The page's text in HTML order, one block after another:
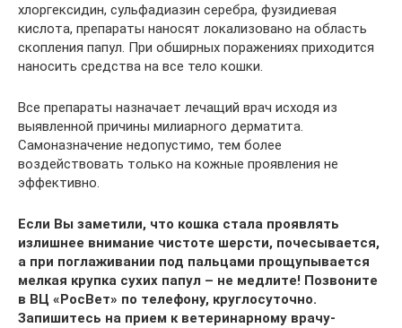
хлоргексидин, сульфадиазин серебра, фузидиевая
кислота, препараты наносят локализовано на область
скопления папул. При обширных поражениях приходится
наносить средства на все тело кошки.
Все препараты назначает лечащий врач исходя из
выявленной причины милиарного дерматита.
Самоназначение недопустимо, тем более
воздействовать только на кожные проявления не
эффективно.
Если Вы заметили, что кошка стала проявлять
излишнее внимание чистоте шерсти, почесывается,
а при поглаживании под пальцами прощупывается
мелкая крупка сухих папул – не медлите! Позвоните
в ВЦ «РосВет» по телефону, круглосуточно.
Запишитесь на прием к ветеринарному врачу-